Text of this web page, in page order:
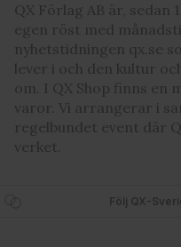
QX Förlag AB är,
egen röst med
nyhetstidningen qx.se
lever i och den kultur
om. I QX Shop finns en
varor. Vi arrangerar i
regelbundet event där
verket.
Följ QX-